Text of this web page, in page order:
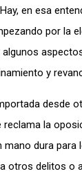
en esa
por la
algunos
y
desde
la
dura para
otros delitos o